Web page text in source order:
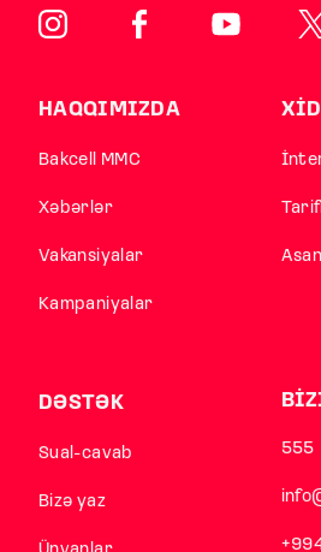
HAQQIMIZDA
Bakcell MMC
Xəbərlər
Vakansiyalar
Kampaniyalar
DƏSTƏK
Sual-cavab
Bizə yaz
555